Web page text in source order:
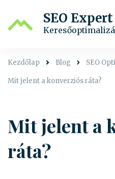
SEO Expert
Kezdőlap Blog SEO
Mit jelent a konverziós ráta?
Mit jelent a
ráta?